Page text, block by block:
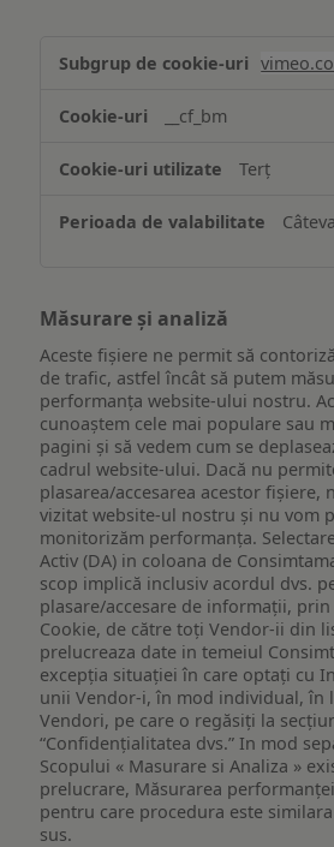
funcționalităților
ului
__cf_bm
Terț
Măsurare și analiză
Aceste fișiere ne permit să
de trafic, astfel încât să putem
performanța website-ului nostru.
cunoaștem cele mai populare sau
pagini și să vedem cum se
cadrul website-ului. Dacă nu
plasarea/accesarea acestor fișiere,
vizitat website-ul nostru și nu vom
monitorizăm performanța.
Activ (DA) in coloana de
scop implică inclusiv acordul dvs.
plasare/accesare de informații,
Cookie, de către toți Vendor-ii din
prelucreaza date in temeiul
excepția situației în care optați cu
unii Vendor-i, în mod individual, în
Vendori, pe care o regăsiți la
“Confidențialitatea dvs.” In mod
Scopului « Masurare si Analiza »
prelucrare, Măsurarea
pentru care procedura este
sus.